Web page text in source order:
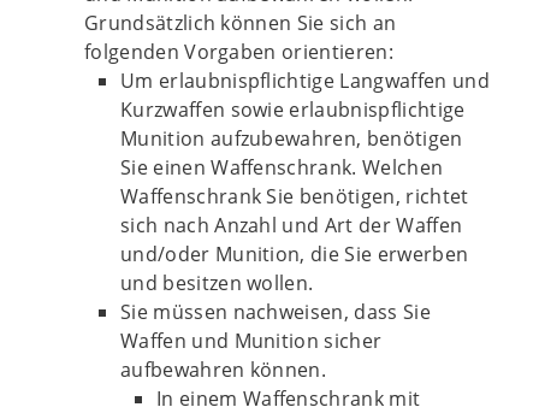
Grundsätzlich können Sie sich an
folgenden Vorgaben orientieren:
Um erlaubnispflichtige Langwaffen und
Kurzwaffen sowie erlaubnispflichtige
Munition aufzubewahren, benötigen
Sie einen Waffenschrank. Welchen
Waffenschrank Sie benötigen, richtet
sich nach Anzahl und Art der Waffen
und/oder Munition, die Sie erwerben
und besitzen wollen.
Sie müssen nachweisen, dass Sie
Waffen und Munition sicher
aufbewahren können.
In einem Waffenschrank mit